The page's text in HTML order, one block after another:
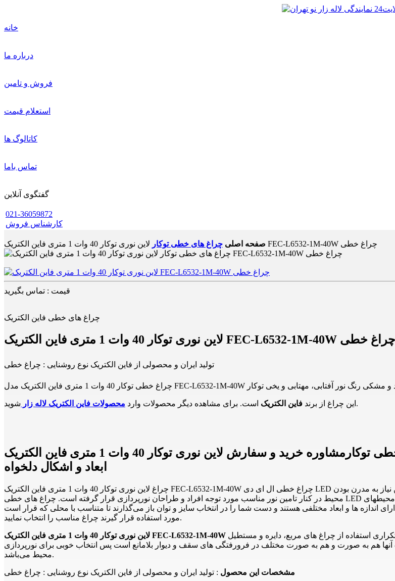
خانه
درباره ما
فروش و تامین
استعلام قیمت
کاتالوگ ها
تماس باما
گفتگوی آنلاین
021-36059872
کارشناس فروش
صفحه اصلی چراغ های خطی توکار لاین نوری توکار 40 وات 1 متری فاین الکتریک FEC-L6532-1M-40W چراغ خطی
قیمت : تماس بگیرید
چراغ های خطی فاین الکتریک
لاین نوری توکار 40 وات 1 متری فاین الکتریک FEC-L6532-1M-40W چراغ خطی
تولید ایران و محصولی از فاین الکتریک نوع روشنایی : چراغ خطی
این چراغ از برند فاین الکتریک است. برای مشاهده دیگر محصولات وارد محصولات فاین الکتریک لاله زار شوید.
انواع چراغ های خطی توکارمشاوره خرید و سفارش لاین نوری توکار 40 وات 1 متری فاین الکتریک FEC-L6532-1M-40W چراغ خطی در
ابعاد و اشکال دلخواه
چراغ لاین نوری توکار 40 وات 1 متری فاین الکتریک FEC-L6532-1M-40W چراغ خطی ال ای دی LED نسل جدیدی از روشنایی است که امروزه با توجه به اهمیت مصرف انرژی و همچنین نیاز به مدرن بودن
محیط در کنار تامین نور مناسب مورد توجه افراد و طراحان نورپردازی قرار گرفته است. چراغ های خطی LED با توجه به اینکه شکل زیبا و مدرنی دارند می‌توانند هم راهکار مناسبی برای تامین نور محیطهای
اندازه ها و ابعاد مختلفی هستند و دست شما را در انتخاب سایز و توان باز می‌گذارند تا متناسب با محلی که قرار است
مورد استفاده قرار گیرند چراغ مناسب را انتخاب نمایید.
استفاده از چراغ های مربع، دایره و مستطیل
هم به صورت و هم به صورت مختلف در فرورفتگی های سقف و دیوار بلامانع است پس انتخاب خوبی برای نورپردازی
محیط می‌باشد.
مشخصات این محصول : تولید ایران و محصولی از فاین الکتریک نوع روشنایی : چراغ خطی